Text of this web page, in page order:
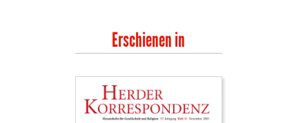
Erschienen in